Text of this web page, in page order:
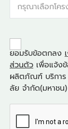
กรุณาเลือกโคร
ยอมรับข้อตกลง
ส่วนตัว เพื่อแจ้ง
ผลิตภัณฑ์ บริการ
ลัย จำกัด(มหาชน)